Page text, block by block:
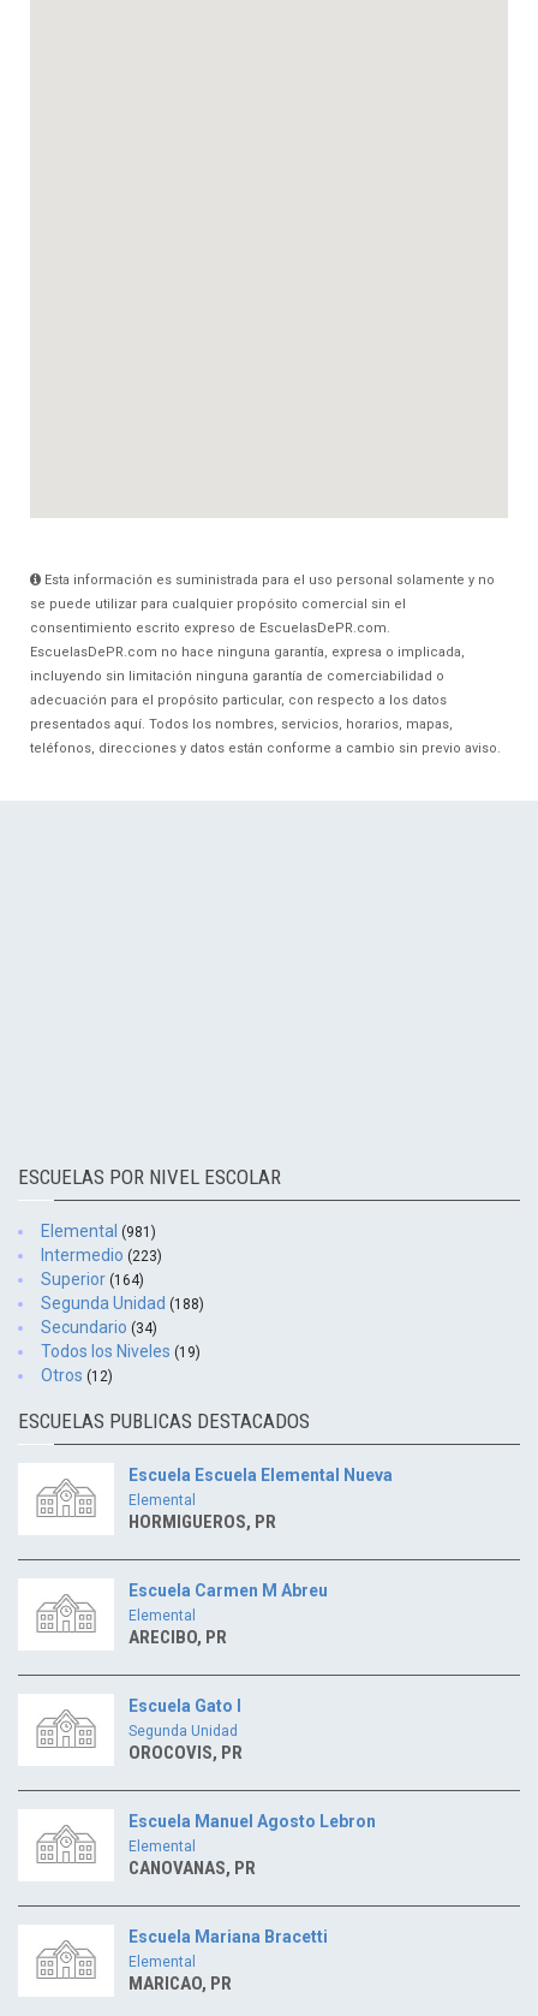
Esta información es suministrada para el uso personal solamente y no
se puede utilizar para cualquier propósito comercial sin el
consentimiento escrito expreso de EscuelasDePR.com.
EscuelasDePR.com no hace ninguna garantía, expresa o implicada,
incluyendo sin limitación ninguna garantía de comerciabilidad o
adecuación para el propósito particular, con respecto a los datos
presentados aquí. Todos los nombres, servicios, horarios, mapas,
teléfonos, direcciones y datos están conforme a cambio sin previo aviso.
ESCUELAS POR NIVEL ESCOLAR
Elemental (981)
Intermedio (223)
Superior (164)
Segunda Unidad (188)
Secundario (34)
Todos los Niveles (19)
Otros (12)
ESCUELAS PUBLICAS DESTACADOS
Escuela Escuela Elemental Nueva
Elemental
HORMIGUEROS, PR
Escuela Carmen M Abreu
Elemental
ARECIBO, PR
Escuela Gato I
Segunda Unidad
OROCOVIS, PR
Escuela Manuel Agosto Lebron
Elemental
CANOVANAS, PR
Escuela Mariana Bracetti
Elemental
MARICAO, PR